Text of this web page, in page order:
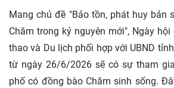
Mang chủ đề "Bảo tồn, phát huy bản
Chăm trong kỷ nguyên mới", Ngày
thao và Du lịch phối hợp với UBND
từ ngày 26/6/2026 sẽ có sự tham
phố có đồng bào Chăm sinh sống.